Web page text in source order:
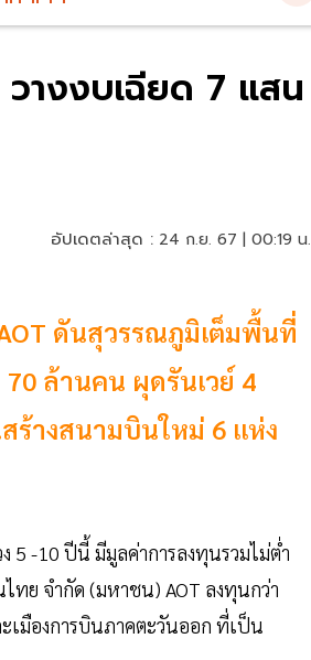
างงบเฉียด 7 แสน
อัปเดตล่าสุด : 24 ก.ย. 67 | 00:19 น.
ดันสุวรรณภูมิเต็มพื้นที่
70 ล้านคน ผุดรันเวย์ 4
ร้างสนามบินใหม่ 6 แห่ง
5 -10 ปีนี้ มีมูลค่าการลงทุนรวมไม่ต่ำ
ทย จำกัด (มหาชน) AOT ลงทุนกว่า
เมืองการบินภาคตะวันออก ที่เป็น